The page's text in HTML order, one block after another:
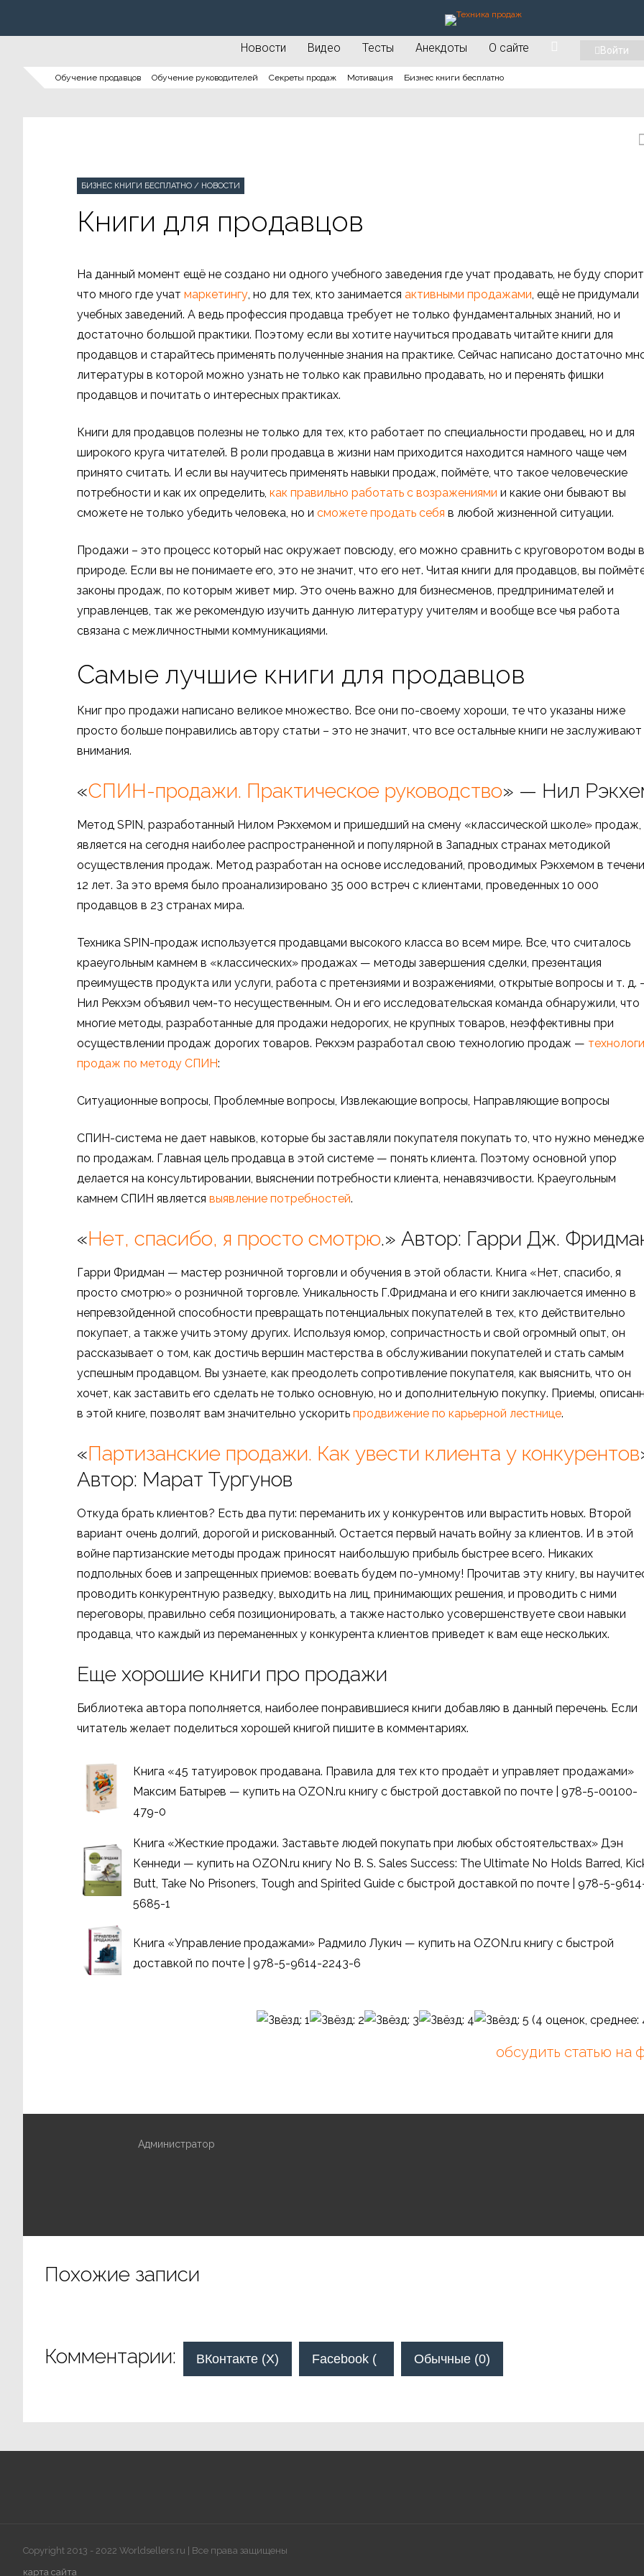
Новости Видео Тесты Анекдоты О сайте Войти
Обучение продавцов Обучение руководителей Секреты продаж Мотивация Бизнес книги бесплатно
БИЗНЕС КНИГИ БЕСПЛАТНО / НОВОСТИ
Книги для продавцов
На данный момент ещё не создано ни одного учебного заведения где учат продавать, не буду
что много где учат маркетингу, но для тех, кто занимается активными продажами, ещё не придумали
учебных заведений. А ведь профессия продавца требует не только фундаментальных знаний, но и
достаточно большой практики. Поэтому если вы хотите научиться продавать читайте книги для
продавцов и старайтесь применять полученные знания на практике. Сейчас написано достаточно
литературы в которой можно узнать не только как правильно продавать, но и перенять фишки
продавцов и почитать о интересных практиках.
Книги для продавцов полезны не только для тех, кто работает по специальности продавец, но и для
широкого круга читателей. В роли продавца в жизни нам приходится находится намного чаще чем
принято считать. И если вы научитесь применять навыки продаж, поймёте, что такое человеческие
потребности и как их определить, как правильно работать с возражениями и какие они бывают вы
сможете не только убедить человека, но и сможете продать себя в любой жизненной ситуации.
Продажи – это процесс который нас окружает повсюду, его можно сравнить с круговоротом воды в
природе. Если вы не понимаете его, это не значит, что его нет. Читая книги для продавцов, вы
законы продаж, по которым живет мир. Это очень важно для бизнесменов, предпринимателей и
управленцев, так же рекомендую изучить данную литературу учителям и вообще все чья работа
связана с межличностными коммуникациями.
Самые лучшие книги для продавцов
Книг про продажи написано великое множество. Все они по-своему хороши, те что указаны ниже
просто больше понравились автору статьи – это не значит, что все остальные книги не заслуживают
внимания.
«СПИН-продажи. Практическое руководство» — Нил
Метод SPIN, разработанный Нилом Рэкхемом и пришедший на смену «классической школе» продаж,
является на сегодня наиболее распространенной и популярной в Западных странах методикой
осуществления продаж. Метод разработан на основе исследований, проводимых Рэкхемом в
12 лет. За это время было проанализировано 35 000 встреч с клиентами, проведенных 10 000
продавцов в 23 странах мира.
Техника SPIN-продаж используется продавцами высокого класса во всем мире. Все, что считалось
краеугольным камнем в «классических» продажах — методы завершения сделки, презентация
преимуществ продукта или услуги, работа с претензиями и возражениями, открытые вопросы и т. д.
Нил Рекхэм объявил чем-то несущественным. Он и его исследовательская команда обнаружили, что
многие методы, разработанные для продажи недорогих, не крупных товаров, неэффективны при
осуществлении продаж дорогих товаров. Рекхэм разработал свою технологию продаж —
продаж по методу СПИН:
Ситуационные вопросы, Проблемные вопросы, Извлекающие вопросы, Направляющие вопросы
СПИН-система не дает навыков, которые бы заставляли покупателя покупать то, что нужно
по продажам. Главная цель продавца в этой системе — понять клиента. Поэтому основной упор
делается на консультировании, выяснении потребности клиента, ненавязчивости. Краеугольным
камнем СПИН является выявление потребностей.
«Нет, спасибо, я просто смотрю.» Автор: Гарри Дж.
Гарри Фридман — мастер розничной торговли и обучения в этой области. Книга «Нет, спасибо, я
просто смотрю» о розничной торговле. Уникальность Г.Фридмана и его книги заключается именно в
непревзойденной способности превращать потенциальных покупателей в тех, кто действительно
покупает, а также учить этому других. Используя юмор, сопричастность и свой огромный опыт, он
рассказывает о том, как достичь вершин мастерства в обслуживании покупателей и стать самым
успешным продавцом. Вы узнаете, как преодолеть сопротивление покупателя, как выяснить, что он
хочет, как заставить его сделать не только основную, но и дополнительную покупку. Приемы,
в этой книге, позволят вам значительно ускорить продвижение по карьерной лестнице.
«Партизанские продажи. Как увести клиента у конкурентов
Автор: Марат Тургунов
Откуда брать клиентов? Есть два пути: переманить их у конкурентов или вырастить новых. Второй
вариант очень долгий, дорогой и рискованный. Остается первый начать войну за клиентов. И в этой
войне партизанские методы продаж приносят наибольшую прибыль быстрее всего. Никаких
подпольных боев и запрещенных приемов: воевать будем по-умному! Прочитав эту книгу, вы
проводить конкурентную разведку, выходить на лиц, принимающих решения, и проводить с ними
переговоры, правильно себя позиционировать, а также настолько усовершенствуете свои навыки
продавца, что каждый из переманенных у конкурента клиентов приведет к вам еще нескольких.
Еще хорошие книги про продажи
Библиотека автора пополняется, наиболее понравившиеся книги добавляю в данный перечень. Если
читатель желает поделиться хорошей книгой пишите в комментариях.
Книга «45 татуировок продавана. Правила для тех кто продаёт и управляет продажами»
Максим Батырев — купить на OZON.ru книгу с быстрой доставкой по почте | 978-5-00100-
479-0
Книга «Жесткие продажи. Заставьте людей покупать при любых обстоятельствах» Дэн
Кеннеди — купить на OZON.ru книгу No B. S. Sales Success: The Ultimate No Holds Barred,
Butt, Take No Prisoners, Tough and Spirited Guide с быстрой доставкой по почте | 978-5-
5685-1
Книга «Управление продажами» Радмило Лукич — купить на OZON.ru книгу с быстрой
доставкой по почте | 978-5-9614-2243-6
(4 оценок, среднее:
обсудить статью на
Администратор
Похожие записи
Комментарии: ВКонтакте (X) Facebook ( )
Обычные (0)
Copyright 2013 - 2022 Worldsellers.ru | Все права защищены
карта сайта